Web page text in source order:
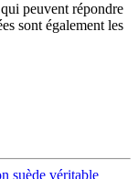
peuvent répondre
sont également les
suède véritable